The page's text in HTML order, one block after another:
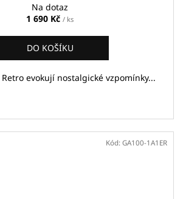
Na dotaz
1 690 Kč / ks
DO KOŠÍKU
Retro evokují nostalgické vzpomínky...
Kód: GA100-1A1ER